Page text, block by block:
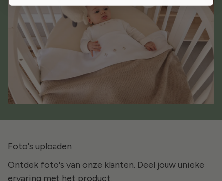
Foto's uploaden
Ontdek foto's van onze klanten. Deel jouw unieke
ervaring met het product.